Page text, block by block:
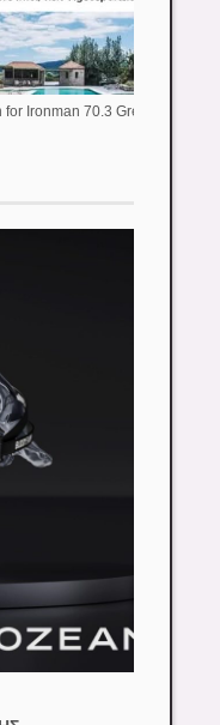
Ironman 70.3 Greece